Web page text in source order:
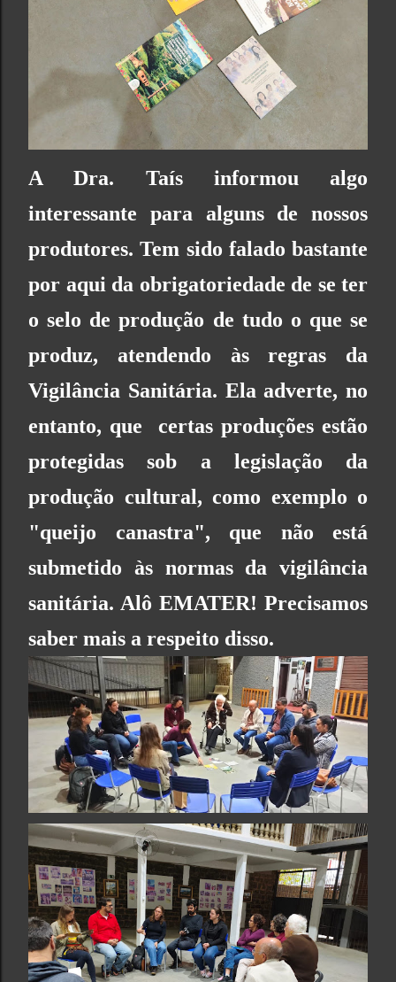
A Dra. Taís informou algo
interessante para alguns de nossos
produtores. Tem sido falado bastante
por aqui da obrigatoriedade de se ter
o selo de produção de tudo o que se
produz, atendendo às regras da
Vigilância Sanitária. Ela adverte, no
entanto, que certas produções estão
protegidas sob a legislação da
produção cultural, como exemplo o
"queijo canastra", que não está
submetido às normas da vigilância
sanitária. Alô EMATER! Precisamos
saber mais a respeito disso.